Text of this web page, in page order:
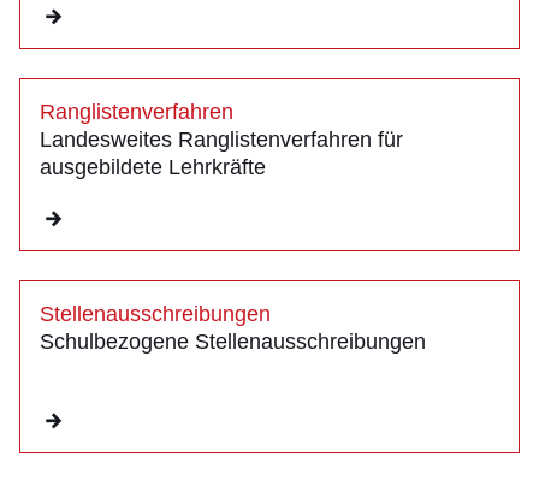
Ranglistenverfahren
Landesweites Ranglistenverfahren für
ausgebildete Lehrkräfte
Stellenausschreibungen
Schulbezogene Stellenausschreibungen